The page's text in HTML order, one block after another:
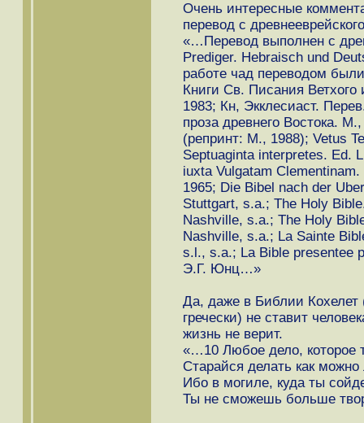
Очень интересные
перевод с
«…Перевод выполнен с
Prediger. Hebraisch und
работе чад переводом
Книги Св. Писания
1983; Кн, Экклесиаст.
проза древнего Востока.
(репринт: М., 1988); Vetus
Septuaginta interpretes. Ed.
iuxta Vulgatam
1965; Die Bibel nach der
Stuttgart, s.a.; The Holy
Nashville, s.a.; The Holy
Nashville, s.a.; La Sainte
s.l., s.a.; La Bible presentee
Э.Г. Юнц…»
Да, даже в Библии Кохелет
гречески) не ставит
жизнь не верит.
«…10 Любое дело, которое
Старайся делать как
Ибо в могиле, куда ты
Ты не сможешь больше